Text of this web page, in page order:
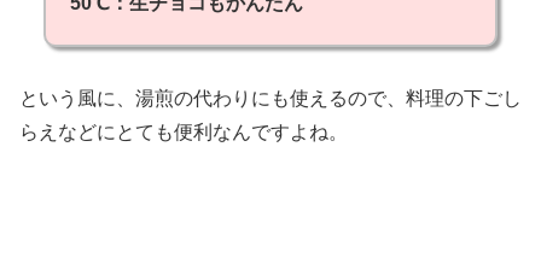
という風に、湯煎の代わりにも使えるので、料理の下ごし
らえなどにとても便利なんですよね。